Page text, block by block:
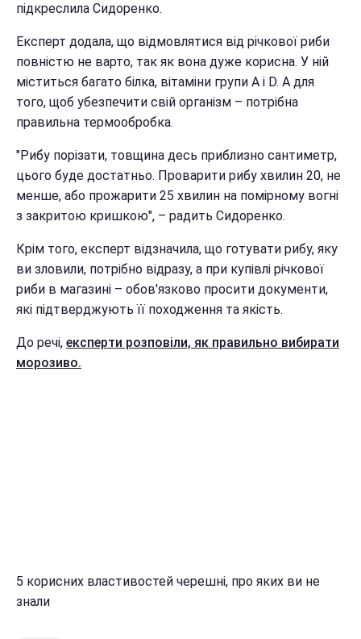
підкреслила Сидоренко.
Експерт додала, що відмовлятися від річкової риби
повністю не варто, так як вона дуже корисна. У ній
міститься багато білка, вітаміни групи A і D. А для
того, щоб убезпечити свій організм – потрібна
правильна термообробка.
"Рибу порізати, товщина десь приблизно сантиметр,
цього буде достатньо. Проварити рибу хвилин 20, не
менше, або прожарити 25 хвилин на помірному вогні
з закритою кришкою", – радить Сидоренко.
Крім того, експерт відзначила, що готувати рибу, яку
ви зловили, потрібно відразу, а при купівлі річкової
риби в магазині – обов'язково просити документи,
які підтверджують її походження та якість.
До речі, експерти розповіли, як правильно вибирати
морозиво.
5 корисних властивостей черешні, про яких ви не
знали